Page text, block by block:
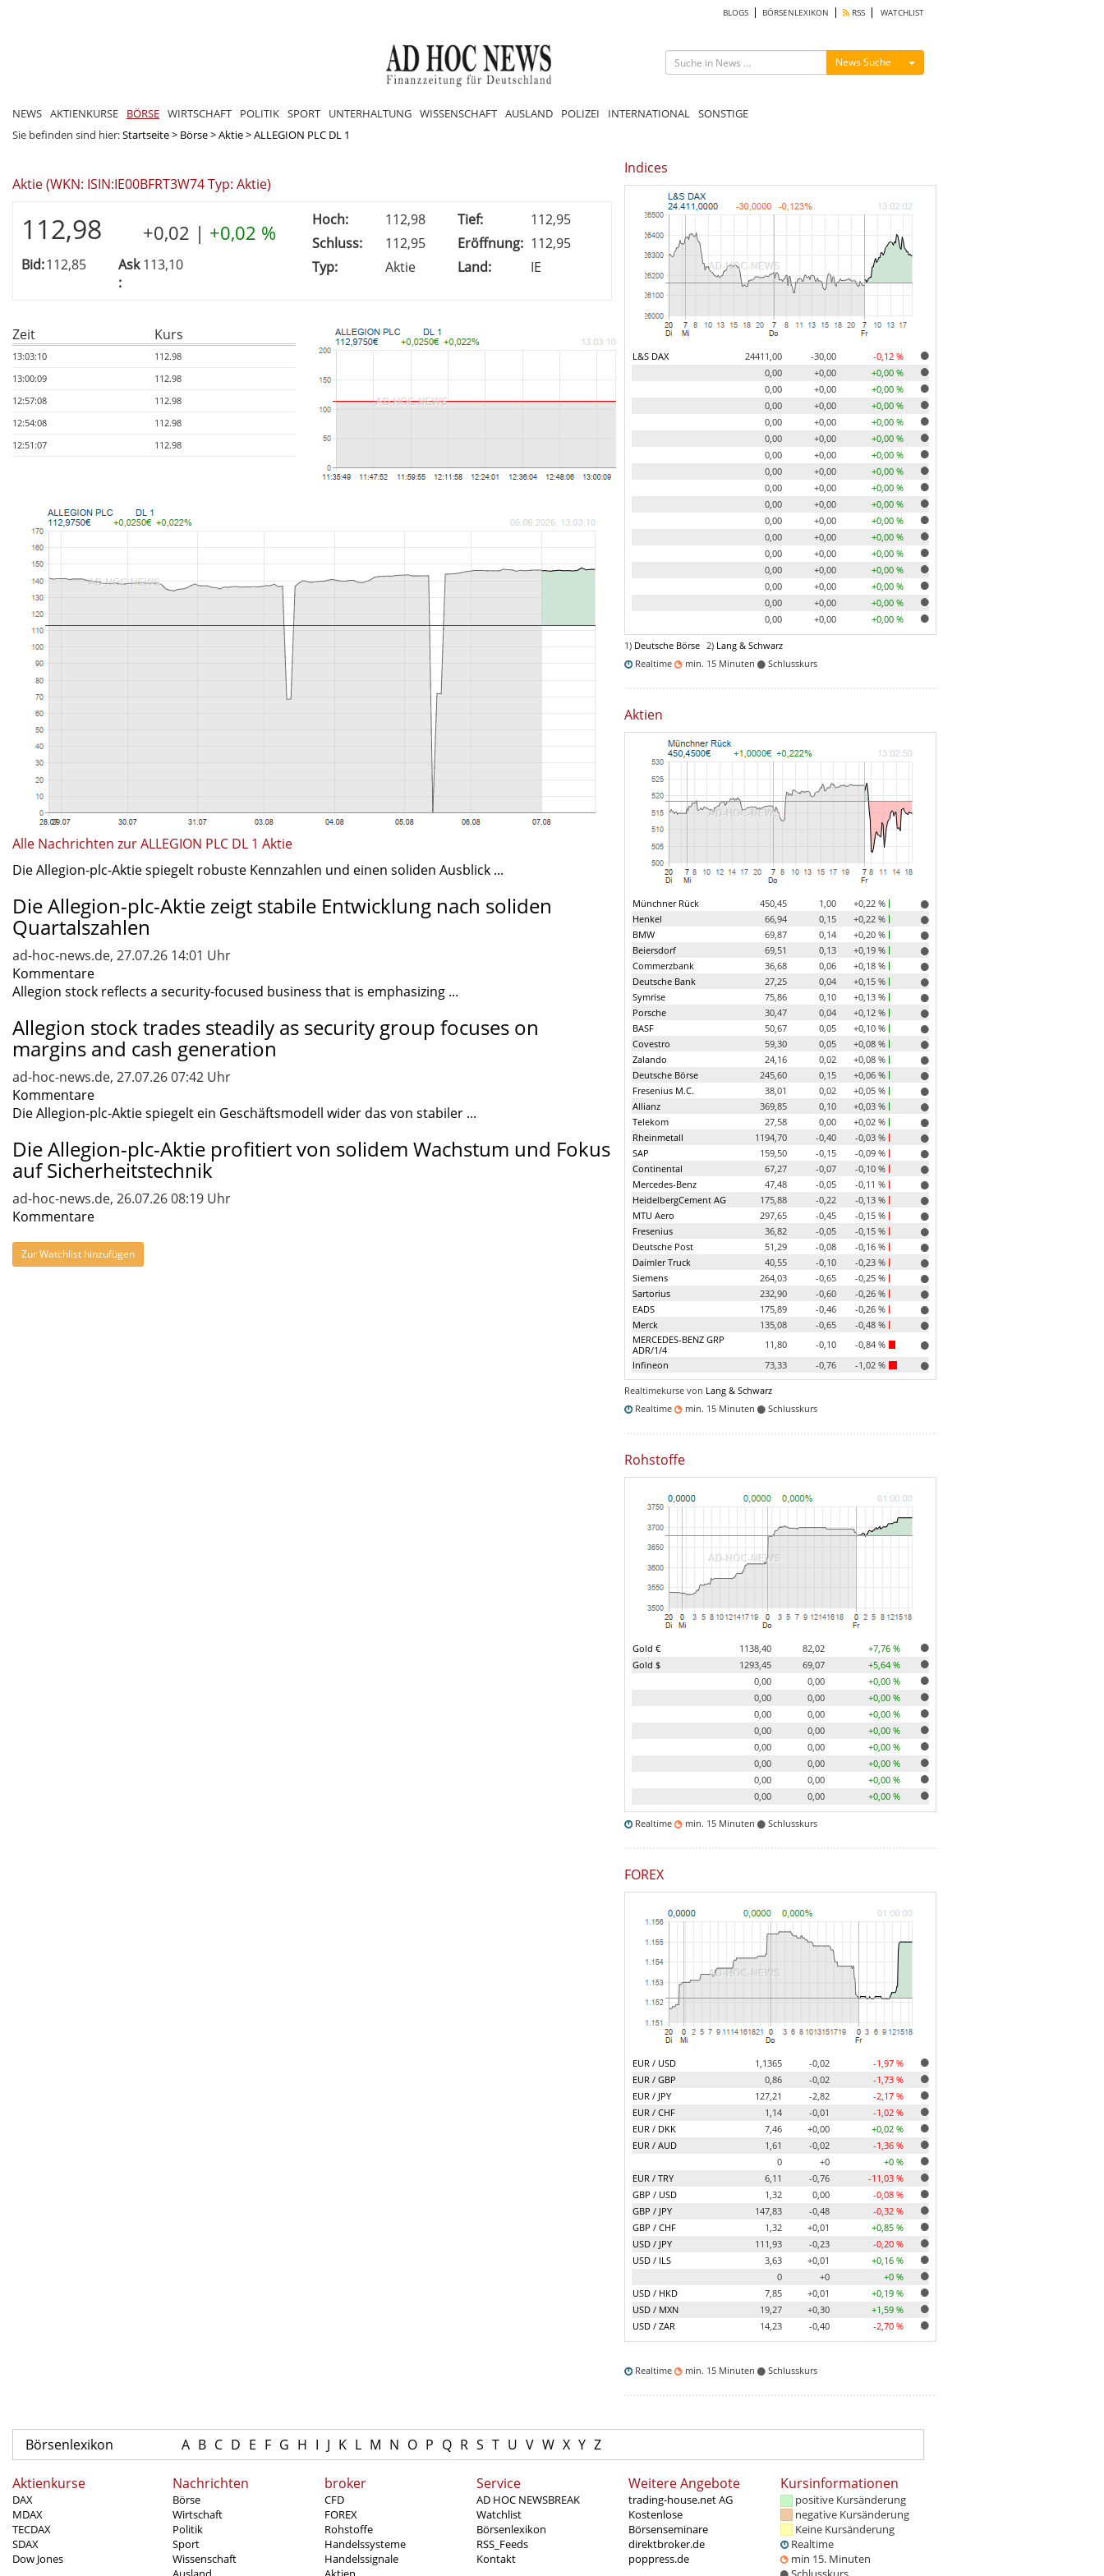
BLOGS BÖRSENLEXIKON RSS WATCHLIST
News Suche Menü ein-/ausblenden
NEWS AKTIENKURSE BÖRSE WIRTSCHAFT POLITIK SPORT UNTERHALTUNG WISSENSCHAFT AUSLAND POLIZEI INTERNATIONAL SONSTIGE
Sie befinden sind hier:Startseite> Börse>Aktie>ALLEGION PLC DL 1
Aktie (WKN: ISIN:IE00BFRT3W74 Typ: Aktie)
112,98 +0,02 | +0,02 %
Bid:112,85
Ask
:
113,10
Hoch: 112,98 Tief:
112,95
Schluss:
112,95 Eröffnung: 112,95
Typ:
Aktie Land: IE
Zeit Kurs
13:03:10
112.98
13:00:09
112.98
12:57:08
112.98
12:54:08
112.98
12:51:07
112.98
Alle Nachrichten zur ALLEGION PLC DL 1 Aktie
Die Allegion-plc-Aktie spiegelt robuste Kennzahlen und einen soliden Ausblick ...
Die Allegion-plc-Aktie zeigt stabile Entwicklung nach soliden
Quartalszahlen
ad-hoc-news.de, 27.07.26 14:01 Uhr
Kommentare
Allegion stock reflects a security-focused business that is emphasizing ...
Allegion stock trades steadily as security group focuses on
margins and cash generation
ad-hoc-news.de, 27.07.26 07:42 Uhr
Kommentare
Die Allegion-plc-Aktie spiegelt ein Geschäftsmodell wider das von stabiler ...
Die Allegion-plc-Aktie profitiert von solidem Wachstum und Fokus
auf Sicherheitstechnik
ad-hoc-news.de, 26.07.26 08:19 Uhr
Kommentare
Zur Watchlist hinzufügen
Indices
L&S DAX 24411,00 -30,00
-0,12 %
0,00
+0,00
+0,00 %
0,00
+0,00
+0,00 %
0,00
+0,00
+0,00 %
0,00
+0,00
+0,00 %
0,00
+0,00
+0,00 %
0,00
+0,00
+0,00 %
0,00
+0,00
+0,00 %
0,00
+0,00
+0,00 %
0,00
+0,00
+0,00 %
0,00
+0,00
+0,00 %
0,00
+0,00
+0,00 %
0,00
+0,00
+0,00 %
0,00
+0,00
+0,00 %
0,00
+0,00
+0,00 %
0,00
+0,00
+0,00 %
0,00
+0,00 +0,00 %
1) Deutsche Börse 2) Lang & Schwarz
Realtime
min. 15 Minuten Schlusskurs
Aktien
Münchner Rück 450,45 1,00
+0,22 %
Henkel
66,94 0,15
+0,22 %
BMW
69,87 0,14
+0,20 %
Beiersdorf
69,51 0,13
+0,19 %
Commerzbank
36,68 0,06
+0,18 %
Deutsche Bank
27,25 0,04
+0,15 %
Symrise
75,86 0,10
+0,13 %
Porsche
30,47 0,04
+0,12 %
BASF
50,67 0,05
+0,10 %
Covestro
59,30 0,05
+0,08 %
Zalando
24,16 0,02
+0,08 %
Deutsche Börse
245,60 0,15
+0,06 %
Fresenius M.C.
38,01 0,02
+0,05 %
Allianz
369,85 0,10
+0,03 %
Telekom
27,58 0,00
+0,02 %
Rheinmetall
1194,70 -0,40
-0,03 %
SAP
159,50 -0,15
-0,09 %
Continental
67,27 -0,07
-0,10 %
Mercedes-Benz
47,48 -0,05
-0,11 %
HeidelbergCement AG
175,88 -0,22
-0,13 %
MTU Aero
297,65 -0,45
-0,15 %
Fresenius
36,82 -0,05
-0,15 %
Deutsche Post
51,29 -0,08
-0,16 %
Daimler Truck
40,55 -0,10
-0,23 %
Siemens
264,03 -0,65
-0,25 %
Sartorius
232,90 -0,60
-0,26 %
EADS
175,89 -0,46
-0,26 %
Merck
135,08 -0,65
-0,48 %
MERCEDES-BENZ GRP
ADR/1/4
11,80 -0,10
-0,84 %
Infineon
73,33 -0,76 -1,02 %
Realtimekurse von Lang & Schwarz
Realtime
min. 15 Minuten Schlusskurs
Rohstoffe
Gold € 1138,40 82,02
+7,76 %
Gold $
1293,45 69,07
+5,64 %
0,00
0,00
+0,00 %
0,00
0,00
+0,00 %
0,00
0,00
+0,00 %
0,00
0,00
+0,00 %
0,00
0,00
+0,00 %
0,00
0,00
+0,00 %
0,00
0,00
+0,00 %
0,00
0,00 +0,00 %
Realtime min. 15 Minuten Schlusskurs
FOREX
EUR / USD 1,1365 -0,02
-1,97 %
EUR / GBP
0,86 -0,02
-1,73 %
EUR / JPY
127,21 -2,82
-2,17 %
EUR / CHF
1,14 -0,01
-1,02 %
EUR / DKK
7,46 +0,00
+0,02 %
EUR / AUD
1,61 -0,02
-1,36 %
0
+0
+0 %
EUR / TRY
6,11 -0,76
-11,03 %
GBP / USD
1,32 0,00
-0,08 %
GBP / JPY
147,83 -0,48
-0,32 %
GBP / CHF
1,32 +0,01
+0,85 %
USD / JPY
111,93 -0,23
-0,20 %
USD / ILS
3,63 +0,01
+0,16 %
0
+0
+0 %
USD / HKD
7,85 +0,01
+0,19 %
USD / MXN
19,27 +0,30
+1,59 %
USD / ZAR
14,23 -0,40 -2,70 %
Realtime min. 15 Minuten Schlusskurs
Börsenlexikon A B C D E F G H I J K L M N O P Q R S T U V W X Y Z
Aktienkurse
DAX
MDAX
TECDAX
SDAX
Dow Jones
Nachrichten
Börse
Wirtschaft
Politik
Sport
Wissenschaft
broker
CFD
FOREX
Rohstoffe
Handelssysteme
Handelssignale
Service
AD HOC NEWSBREAK
Watchlist
Börsenlexikon
RSS_Feeds
Kontakt
Weitere Angebote
trading-house.net AG
Kostenlose
Börsenseminare
direktbroker.de
poppress.de
Kursinformationen
positive Kursänderung
negative Kursänderung
Keine Kursänderung
Realtime
min 15. Minuten